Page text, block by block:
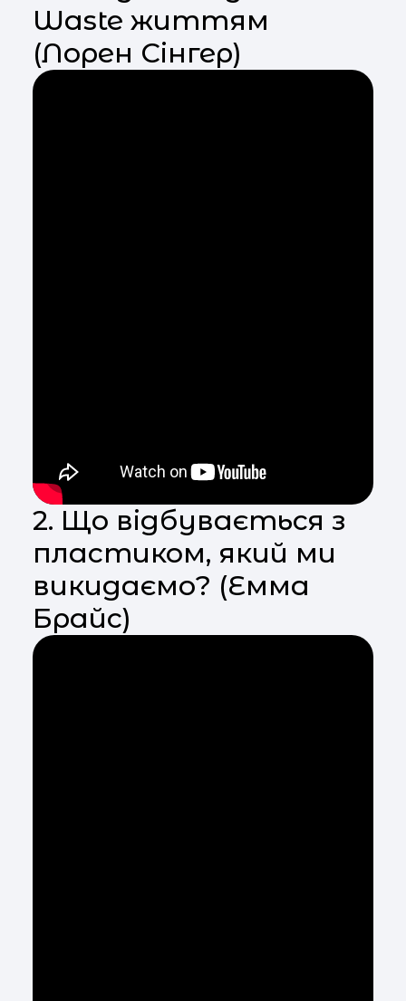
Waste життям
(Лорен Сінгер)
2. Що відбувається з
пластиком, який ми
викидаємо? (Емма
Брайс)